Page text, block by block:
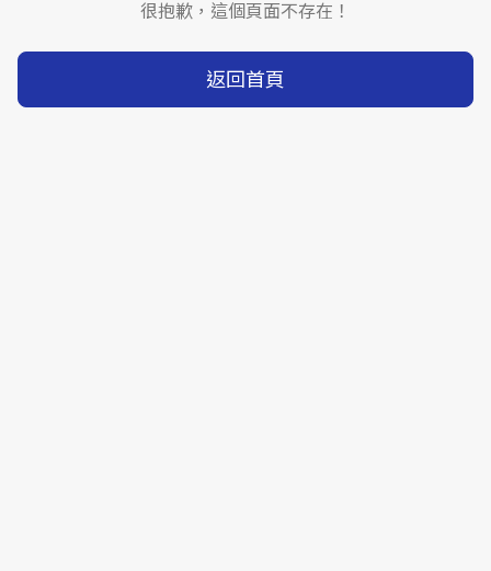
很抱歉，這個頁面不存在！
返回首頁